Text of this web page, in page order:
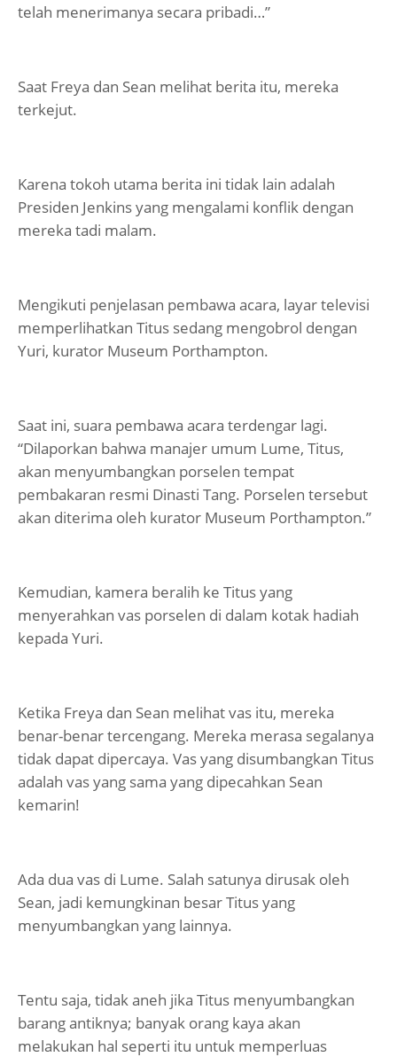
telah menerimanya secara pribadi…”
Saat Freya dan Sean melihat berita itu, mereka
terkejut.
Karena tokoh utama berita ini tidak lain adalah
Presiden Jenkins yang mengalami konflik dengan
mereka tadi malam.
Mengikuti penjelasan pembawa acara, layar televisi
memperlihatkan Titus sedang mengobrol dengan
Yuri, kurator Museum Porthampton.
Saat ini, suara pembawa acara terdengar lagi.
“Dilaporkan bahwa manajer umum Lume, Titus,
akan menyumbangkan porselen tempat
pembakaran resmi Dinasti Tang. Porselen tersebut
akan diterima oleh kurator Museum Porthampton.”
Kemudian, kamera beralih ke Titus yang
menyerahkan vas porselen di dalam kotak hadiah
kepada Yuri.
Ketika Freya dan Sean melihat vas itu, mereka
benar-benar tercengang. Mereka merasa segalanya
tidak dapat dipercaya. Vas yang disumbangkan Titus
adalah vas yang sama yang dipecahkan Sean
kemarin!
Ada dua vas di Lume. Salah satunya dirusak oleh
Sean, jadi kemungkinan besar Titus yang
menyumbangkan yang lainnya.
Tentu saja, tidak aneh jika Titus menyumbangkan
barang antiknya; banyak orang kaya akan
melakukan hal seperti itu untuk memperluas